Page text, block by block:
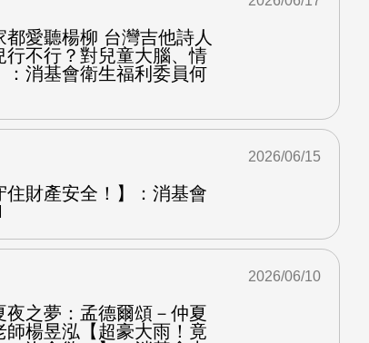
愛聽楊柳 台灣吉他詩人
行不行？對兒童大腦、情
消基會衛生福利委員何
住財產安全！】：消基會
2026/06/15
夜之夢：孟德爾頌－仲夏
楊昱泓【超豪大雨！竟
2026/06/10